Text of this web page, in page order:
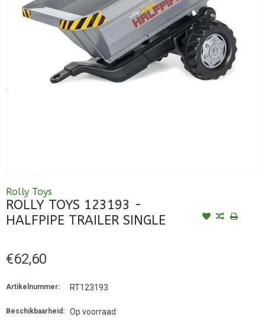
Rolly Toys
ROLLY TOYS 123193 -
HALFPIPE TRAILER SINGLE
€62,60
Artikelnummer: RT123193
Beschikbaarheid: Op voorraad